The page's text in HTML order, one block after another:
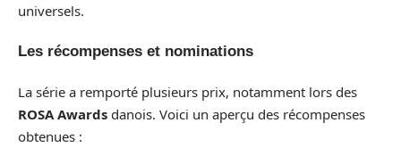
universels.
Les récompenses et nominations
La série a remporté plusieurs prix, notamment lors des
ROSA Awards danois. Voici un aperçu des récompenses
obtenues :